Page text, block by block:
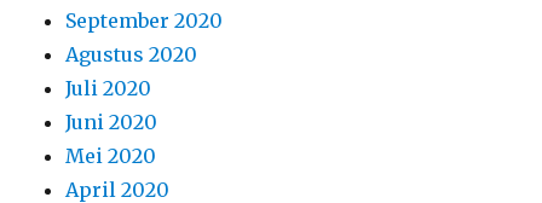
September 2020
Agustus 2020
Juli 2020
Juni 2020
Mei 2020
April 2020